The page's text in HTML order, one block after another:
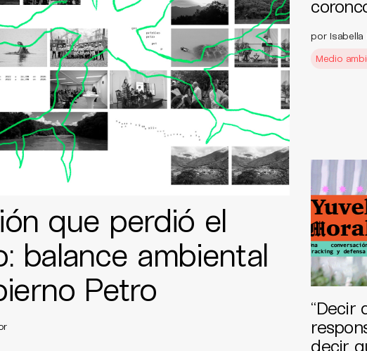
que perdió el
balance ambiental
Petro
por Isabella
Medio
“Decir
decir